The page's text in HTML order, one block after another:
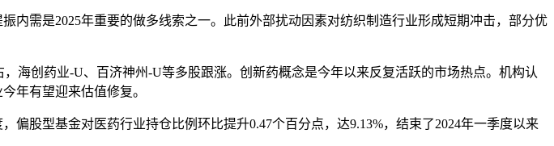
需是2025年重要的做多线索之一。此前外部扰动因素对纺织制造行业形成短期冲击，部分优
海创药业-U、百济神州-U等多股跟涨。创新药概念是今年以来反复活跃的市场热点。机构认
年有望迎来估值修复。
股型基金对医药行业持仓比例环比提升0.47个百分点，达9.13%，结束了2024年一季度以来